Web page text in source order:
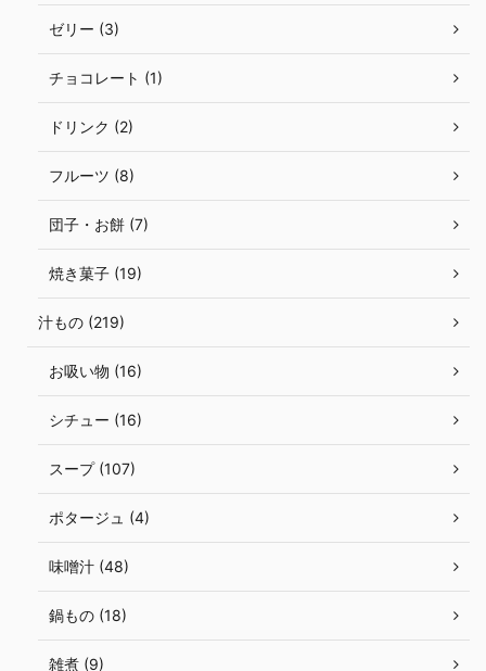
ゼリー (3)
チョコレート (1)
ドリンク (2)
フルーツ (8)
団子・お餅 (7)
焼き菓子 (19)
汁もの (219)
お吸い物 (16)
シチュー (16)
スープ (107)
ポタージュ (4)
味噌汁 (48)
鍋もの (18)
雑煮 (9)